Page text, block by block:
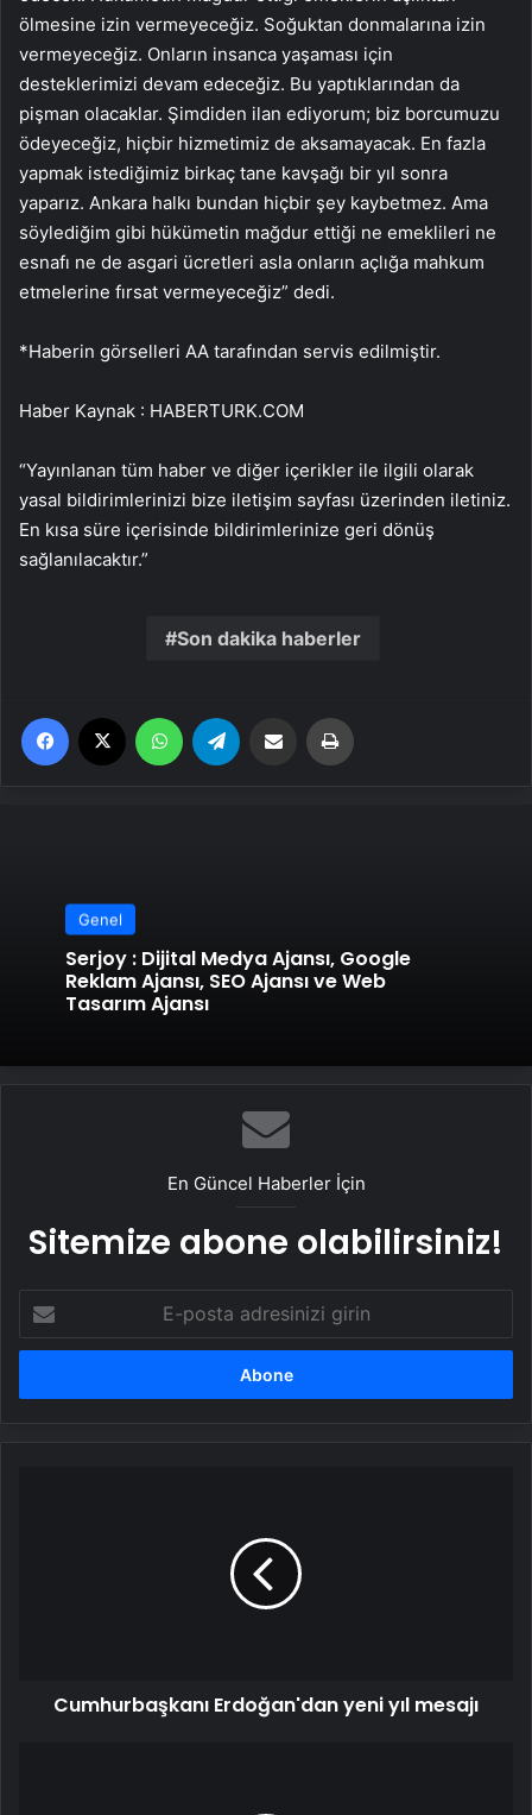
ölmesine izin vermeyeceğiz. Soğuktan donmalarına izin
vermeyeceğiz. Onların insanca yaşaması için
desteklerimizi devam edeceğiz. Bu yaptıklarından da
pişman olacaklar. Şimdiden ilan ediyorum; biz borcumuzu
ödeyeceğiz, hiçbir hizmetimiz de aksamayacak. En fazla
yapmak istediğimiz birkaç tane kavşağı bir yıl sonra
yaparız. Ankara halkı bundan hiçbir şey kaybetmez. Ama
söylediğim gibi hükümetin mağdur ettiği ne emeklileri ne
esnafı ne de asgari ücretleri asla onların açlığa mahkum
etmelerine fırsat vermeyeceğiz” dedi.
*Haberin görselleri AA tarafından servis edilmiştir.
Haber Kaynak : HABERTURK.COM
“Yayınlanan tüm haber ve diğer içerikler ile ilgili olarak
yasal bildirimlerinizi bize iletişim sayfası üzerinden iletiniz.
En kısa süre içerisinde bildirimlerinize geri dönüş
sağlanılacaktır.”
Son dakika haberler
Facebook WhatsApp Email'den paylaş
Genel
Serjoy : Dijital Medya Ajansı, Google
Reklam Ajansı, SEO Ajansı ve Web
Tasarım Ajansı
En Güncel Haberler İçin
Sitemize abone olabilirsiniz!
posta
adresinizi
Cumhurbaşkanı Erdoğan'dan yeni yıl mesajı